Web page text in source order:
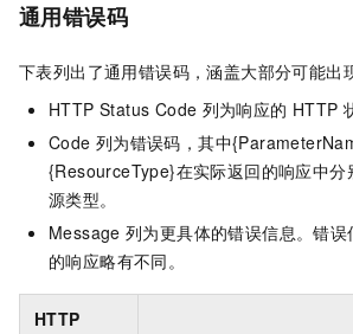
通用错误码
下表列出了通用错误码，涵盖大部分可能出
HTTP Status Code 列为响应的 HTTP
Code 列为错误码，其中
{ResourceType}在实际返回的响应中分
源类型。
Message 列为更具体的错误信息。错
的响应略有不同。
HTTP